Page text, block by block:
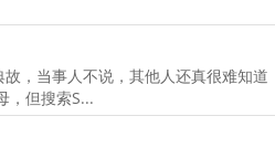
，当事人不说，其他人还真很难知道
，但搜索S...